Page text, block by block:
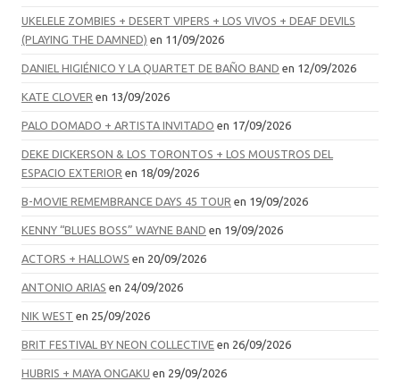
UKELELE ZOMBIES + DESERT VIPERS + LOS VIVOS + DEAF DEVILS
(PLAYING THE DAMNED) en 11/09/2026
DANIEL HIGIÉNICO Y LA QUARTET DE BAÑO BAND en 12/09/2026
KATE CLOVER en 13/09/2026
PALO DOMADO + ARTISTA INVITADO en 17/09/2026
DEKE DICKERSON & LOS TORONTOS + LOS MOUSTROS DEL
ESPACIO EXTERIOR en 18/09/2026
B-MOVIE REMEMBRANCE DAYS 45 TOUR en 19/09/2026
KENNY “BLUES BOSS” WAYNE BAND en 19/09/2026
ACTORS + HALLOWS en 20/09/2026
ANTONIO ARIAS en 24/09/2026
NIK WEST en 25/09/2026
BRIT FESTIVAL BY NEON COLLECTIVE en 26/09/2026
HUBRIS + MAYA ONGAKU en 29/09/2026